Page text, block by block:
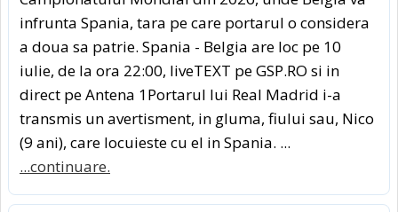
infrunta Spania, tara pe care portarul o considera
a doua sa patrie. Spania - Belgia are loc pe 10
iulie, de la ora 22:00, liveTEXT pe GSP.RO si in
direct pe Antena 1Portarul lui Real Madrid i-a
transmis un avertisment, in gluma, fiului sau, Nico
(9 ani), care locuieste cu el in Spania. ...
...continuare.